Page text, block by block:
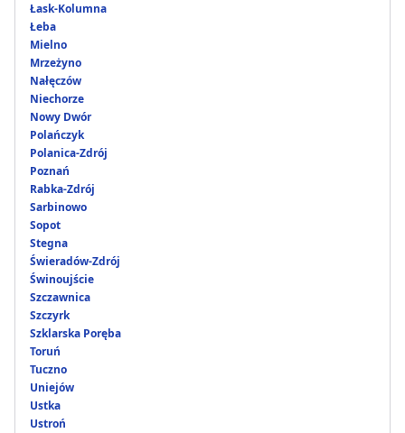
Łask-Kolumna
Łeba
Mielno
Mrzeżyno
Nałęczów
Niechorze
Nowy Dwór
Polańczyk
Polanica-Zdrój
Poznań
Rabka-Zdrój
Sarbinowo
Sopot
Stegna
Świeradów-Zdrój
Świnoujście
Szczawnica
Szczyrk
Szklarska Poręba
Toruń
Tuczno
Uniejów
Ustka
Ustroń